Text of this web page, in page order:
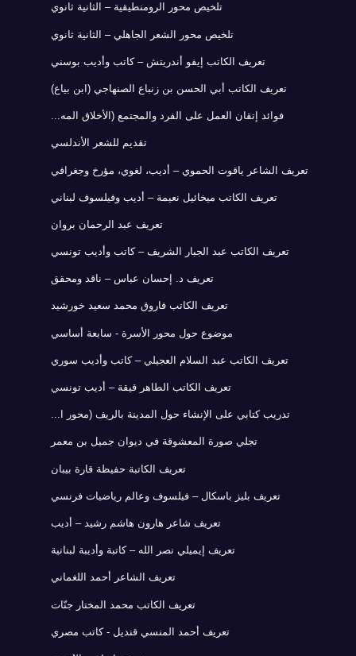
تلخيص محور الرومنطيقية – الثانية ثانوي
تلخيص محور الشعر الجاهلي – الثانية ثانوي
تعريف الكاتب إيفو أندريتش – كاتب وأديب بوسني
تعريف الكاتب أبي الحسن بن زنباع الصنهاجي (ابن بياع)
فوائد إتقان العمل على الفرد والمجتمع (الأخلاق المه...
تقديم للشعر الأندلسي
تعريف الشاعر ياقوت الحموي – أديب، لغوي، مؤرخ وجغرافي
تعريف الكاتب ميخائيل نعيمة – أديب وفيلسوف لبناني
تعريف عبد الرحمان بروان
تعريف الكاتب عبد الجبار الشريف – كاتب وأديب تونسي
تعريف د. إحسان عباس – ناقد ومحقق
تعريف الكاتب فاروق محمد سعيد خورشيد
موضوع حول محور الأسرة - سابعة أساسي
تعريف الكاتب عبد السلام العجيلي – كاتب وأديب سوري
تعريف الكاتب الطاهر قيقة – أديب تونسي
تدريب كتابي على الإنشاء حول المدينة بالريف (محور ا...
تجلي صورة المعشوقة في ديوان جميل بن معمر
تعريف الكاتبة حفيظة قارة بيبان
تعريف بليز باسكال – فيلسوف وعالم رياضيات فرنسي
تعريف شاعر هارون هاشم رشيد – أديب
تعريف إيميلي نصر الله – كاتبة وأديبة لبنانية
تعريف الشاعر أحمد اللغماني
تعريف الكاتب محمد المختار جنّات
تعريف أحمد المنسي قنديل - كاتب مصري